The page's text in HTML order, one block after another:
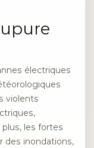
électriques
violents
les fortes
des inondations,